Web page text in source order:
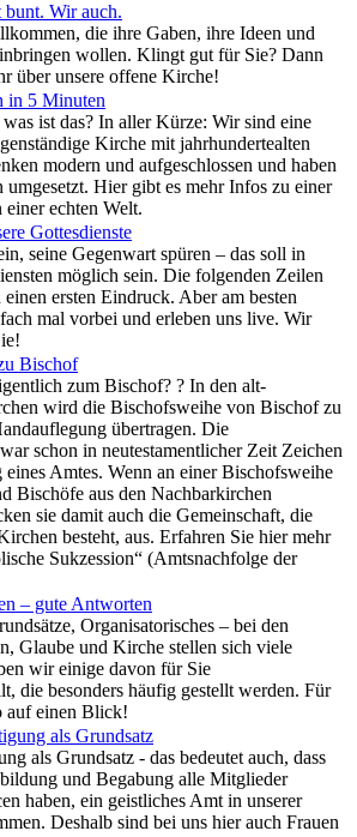
bunt. Wir auch.
die ihre Gaben, ihre Ideen und
wollen. Klingt gut für Sie? Dann
über unsere offene Kirche!
in 5 Minuten
ist das? In aller Kürze: Wir sind eine
Kirche mit jahrhundertealten
modern und aufgeschlossen und haben
umgesetzt. Hier gibt es mehr Infos zu einer
echten Welt.
Gottesdienste
seine Gegenwart spüren – das soll in
möglich sein. Die folgenden Zeilen
ersten Eindruck. Aber am besten
mal vorbei und erleben uns live. Wir
Bischof
zum Bischof? ? In den alt-
wird die Bischofsweihe von Bischof zu
übertragen. Die
schon in neutestamentlicher Zeit Zeichen
eines Amtes. Wenn an einer Bischofsweihe
Bischöfe aus den Nachbarkirchen
sie damit auch die Gemeinschaft, die
besteht, aus. Erfahren Sie hier mehr
Sukzession“ (Amtsnachfolge der
– gute Antworten
Organisatorisches – bei den
Glaube und Kirche stellen sich viele
wir einige davon für Sie
die besonders häufig gestellt werden. Für
auf einen Blick!
als Grundsatz
als Grundsatz - das bedeutet auch, dass
und Begabung alle Mitglieder
haben, ein geistliches Amt in unserer
Deshalb sind bei uns hier auch Frauen